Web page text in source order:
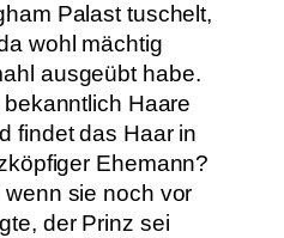
Palast tuschelt,
wohl mächtig
ausgeübt habe.
Haare
findet das Haar in
Ehemann?
sie noch vor
der Prinz sei